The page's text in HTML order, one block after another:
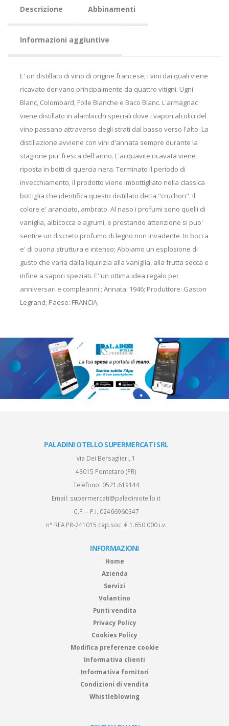
Descrizione Abbinamenti
Informazioni aggiuntive
E' un distillato di vino di origine francese; I vini dai quali viene
ricavato derivano principalmente da quattro vitigni: Ugni
Blanc, Colombard, Folle Blanche e Baco Blanc. L'armagnac
viene distillato in alambicchi speciali dove i vapori alcolici del
vino passano attraverso degli strati dal basso verso l'alto. La
distillazione avviene con vini d'annata sempre durante la
stagione piu' fresca dell'anno. L'acquavite ricavata viene
riposta in botti di quercia nera. Terminato il periodo di
invecchiamento, il prodotto viene imbottigliato nella classica
bottiglia che identifica questo distillato detta "cruchon". Il
colore e' aranciato, ambrato. Al naso i profumi sono quelli di
vaniglia, albicocca e agrumi, e prestando attenzione si puo'
sentire un discreto profumo di legno non invadente. In bocca
e' di buona struttura e intenso; Abbiamo un esplosione di
gusto che varia dalla liquirizia alla vaniglia, alla frutta secca e
infine a sapori speziati. E' un ottima idea regalo per
anniversari e compleanni.; Annata: 1946; Produttore: Gaston
Legrand; Paese: FRANCIA;
PALADINI OTELLO SUPERMERCATI SRL
via Dei Bersaglieri, 1
43015 Pontetaro (PR)
Telefono: 0521.619144
Email: supermercati@paladiniotello.it
C.F. – P.I. 02466960347
n° REA PR-241015 cap.soc. € 1.650.000 i.v.
INFORMAZIONI
Home
Azienda
Servizi
Volantino
Punti vendita
Privacy Policy
Cookies Policy
Modifica preferenze cookie
Informativa clienti
Informativa fornitori
Condizioni di vendita
Whistleblowing